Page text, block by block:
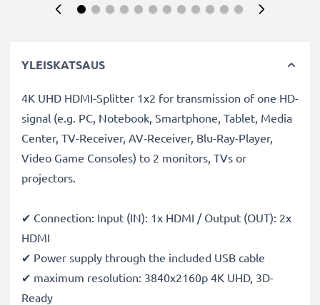
YLEISKATSAUS
4K UHD HDMI-Splitter 1x2 for transmission of one HD-
signal (e.g. PC, Notebook, Smartphone, Tablet, Media
Center, TV-Receiver, AV-Receiver, Blu-Ray-Player,
Video Game Consoles) to 2 monitors, TVs or
projectors.
✔ Connection: Input (IN): 1x HDMI / Output (OUT): 2x
HDMI
✔ Power supply through the included USB cable
✔ maximum resolution: 3840x2160p 4K UHD, 3D-
Ready